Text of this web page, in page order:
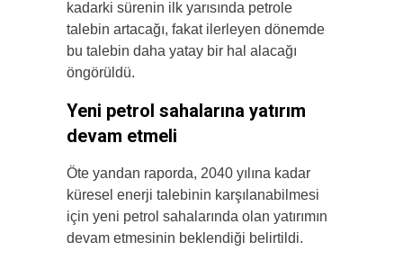
kadarki sürenin ilk yarısında petrole
talebin artacağı, fakat ilerleyen dönemde
bu talebin daha yatay bir hal alacağı
öngörüldü.
Yeni petrol sahalarına yatırım
devam etmeli
Öte yandan raporda, 2040 yılına kadar
küresel enerji talebinin karşılanabilmesi
için yeni petrol sahalarında olan yatırımın
devam etmesinin beklendiği belirtildi.